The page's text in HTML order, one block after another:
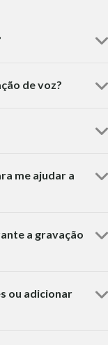
de voz?
me ajudar a
a gravação
ou adicionar